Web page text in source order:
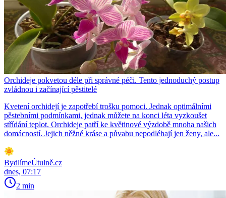
Orchideje pokvetou déle při správné péči. Tento jednoduchý postup
zvládnou i začínající pěstitelé
Kvetení orchidejí je zapotřebí trošku pomoci. Jednak optimálními
pěstebními podmínkami, jednak můžete na konci léta vyzkoušet
střídání teplot. Orchideje patří ke květinové výzdobě mnoha našich
domácností. Jejich něžné kráse a půvabu nepodléhají jen ženy, ale...
BydlímeÚtulně.cz
dnes, 07:17
2 min